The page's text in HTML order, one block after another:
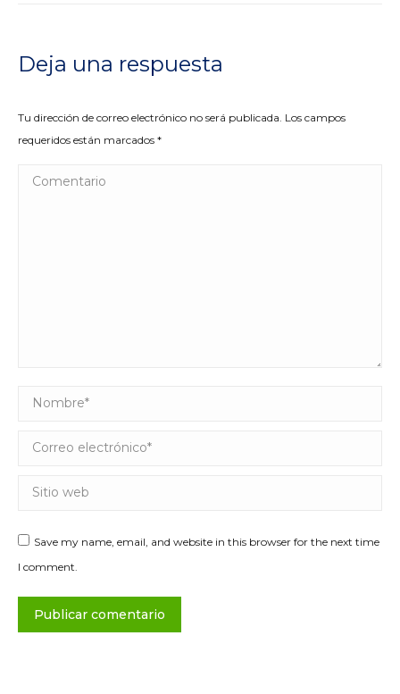
Deja una respuesta
Tu dirección de correo electrónico no será publicada. Los campos
requeridos están marcados *
Comentario
Nombre *
Correo electrónico *
Sitio web
Save my name, email, and website in this browser for the next time
I comment.
Publicar comentario